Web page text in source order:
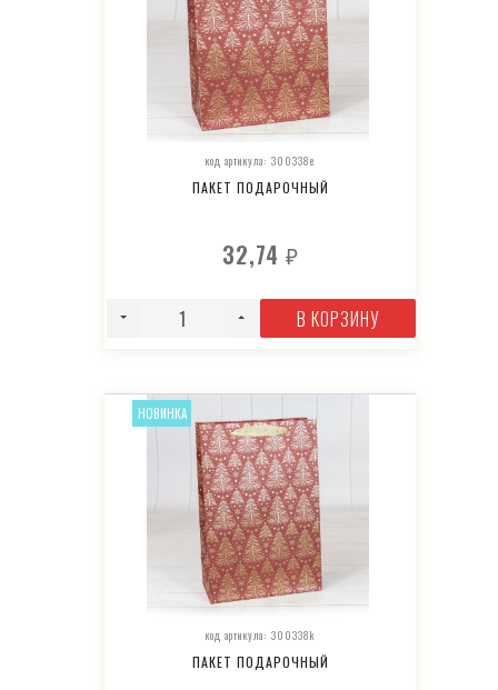
код артикула: 300338e
ПАКЕТ ПОДАРОЧНЫЙ
32,74 ₽
В КОРЗИНУ
код артикула: 300338k
ПАКЕТ ПОДАРОЧНЫЙ
НОВИНКА